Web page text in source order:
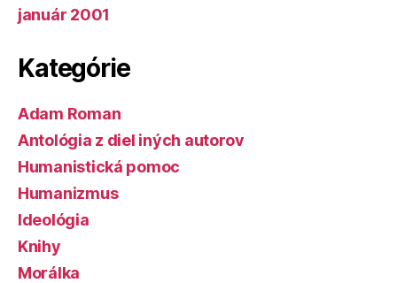
január 2001
Kategórie
Adam Roman
Antológia z diel iných autorov
Humanistická pomoc
Humanizmus
Ideológia
Knihy
Morálka